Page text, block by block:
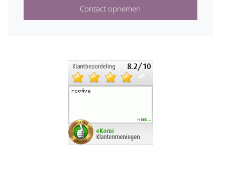
Contact opnemen